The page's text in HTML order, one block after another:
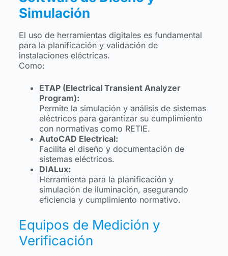
Simulación
El uso de herramientas digitales es fundamental
para la planificación y validación de
instalaciones eléctricas.
Como:
ETAP (Electrical Transient Analyzer
Program):
Permite la simulación y análisis de sistemas
eléctricos para garantizar su cumplimiento
con normativas como RETIE.
AutoCAD Electrical:
Facilita el diseño y documentación de
sistemas eléctricos.
DIALux:
Herramienta para la planificación y
simulación de iluminación, asegurando
eficiencia y cumplimiento normativo.
Equipos de Medición y
Verificación